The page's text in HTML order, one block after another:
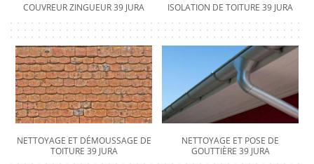
COUVREUR ZINGUEUR 39 JURA ISOLATION DE TOITURE 39 JURA
NETTOYAGE ET DÉMOUSSAGE DE
TOITURE 39 JURA
NETTOYAGE ET POSE DE
GOUTTIÈRE 39 JURA